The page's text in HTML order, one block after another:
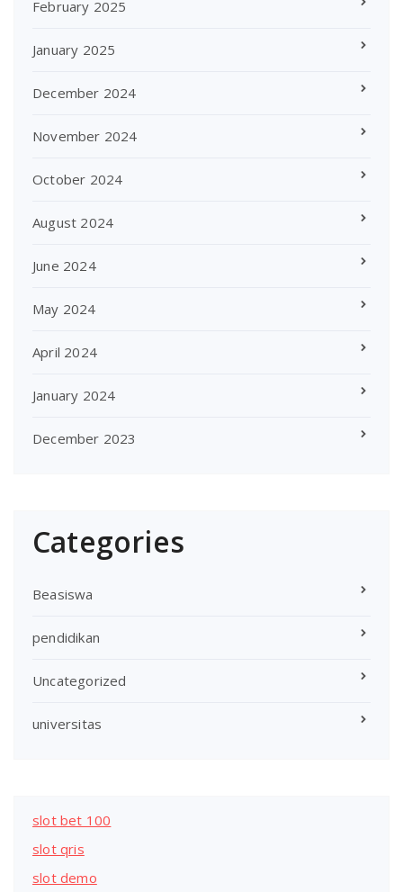
February 2025
January 2025
December 2024
November 2024
October 2024
August 2024
June 2024
May 2024
April 2024
January 2024
December 2023
Categories
Beasiswa
pendidikan
Uncategorized
universitas
slot bet 100
slot qris
slot demo